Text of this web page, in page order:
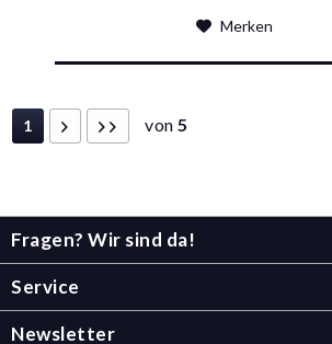
Merken
1 von 5
Fragen? Wir sind da!
Service
Newsletter